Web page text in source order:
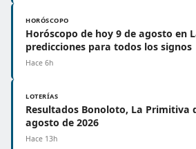
HORÓSCOPO
Horóscopo de hoy 9 de agosto en
predicciones para todos los signos
Hace 6h
LOTERÍAS
Resultados Bonoloto, La Primitiva
agosto de 2026
Hace 13h